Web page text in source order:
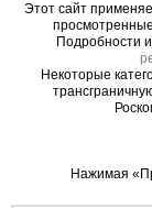
0
Фанера
Этот сайт
Подробности
Некоторые
Нажимая